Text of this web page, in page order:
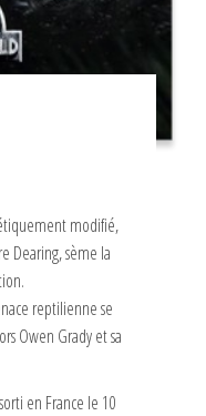
modifié,
Dearing, sème la
reptilienne se
Owen Grady et sa
en France le 10